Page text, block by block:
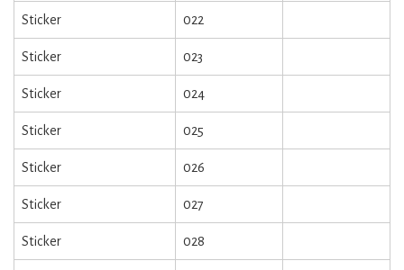
Sticker 022
Sticker 023
Sticker 024
Sticker 025
Sticker 026
Sticker 027
Sticker 028